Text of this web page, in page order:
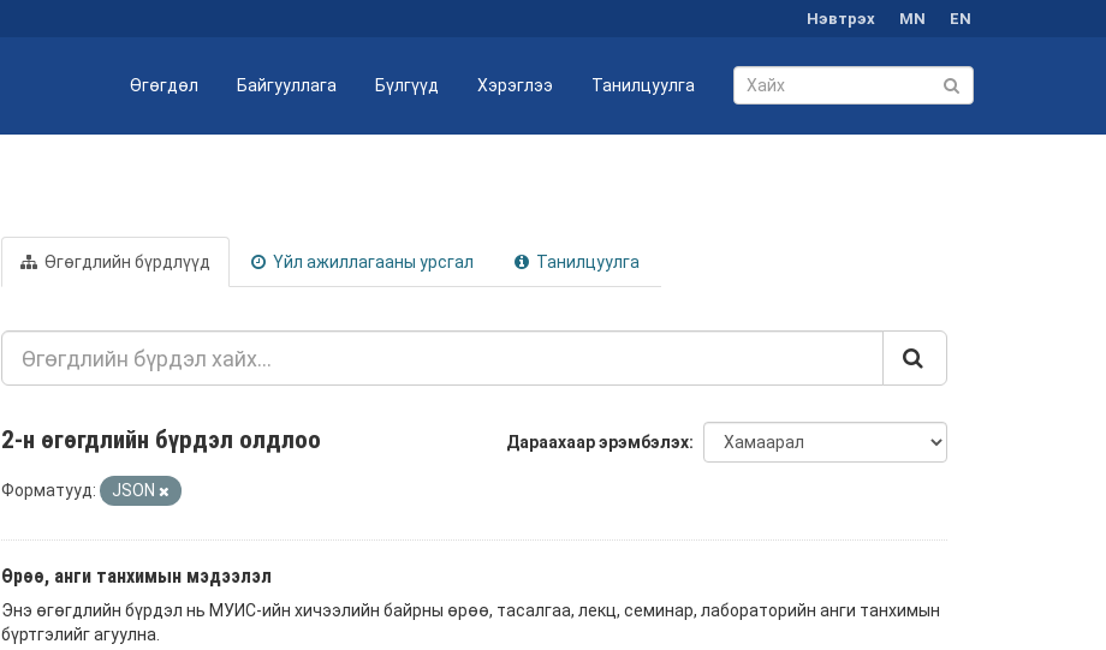
Нэвтрэх MN EN
Өгөгдөл Байгууллага Бүлгүүд Хэрэглээ Танилцуулга
Өгөгдлийн бүрдлүүд Үйл ажиллагааны урсгал Танилцуулга
Дараахаар эрэмбэлэх
2-н өгөгдлийн бүрдэл олдлоо
Форматууд: JSON
Өрөө, анги танхимын мэдээлэл
Энэ өгөгдлийн бүрдэл нь МУИС-ийн хичээлийн байрны өрөө, тасалгаа, лекц, семинар, лабораторийн анги танхимын
бүртгэлийг агуулна.